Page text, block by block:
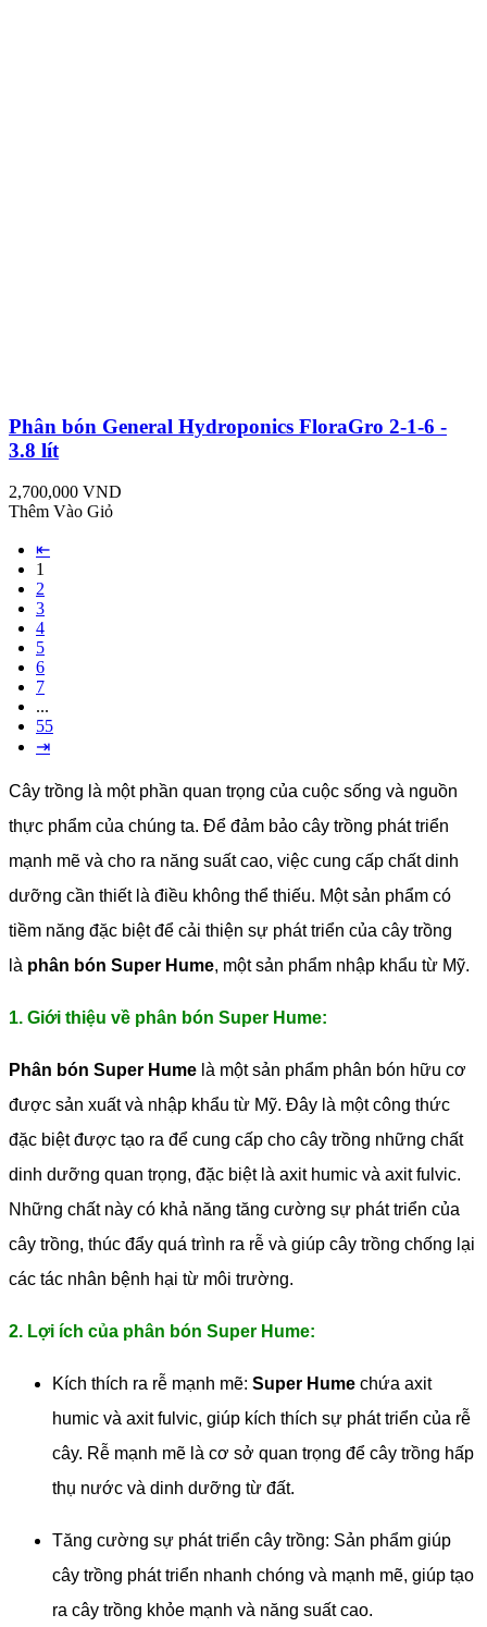
Phân bón General Hydroponics FloraGro 2-1-6 -
3.8 lít
2,700,000 VND
Thêm Vào Giỏ
⇤
1
2
3
4
5
6
7
...
55
⇥
Cây trồng là một phần quan trọng của cuộc sống và nguồn
thực phẩm của chúng ta. Để đảm bảo cây trồng phát triển
mạnh mẽ và cho ra năng suất cao, việc cung cấp chất dinh
dưỡng cần thiết là điều không thể thiếu. Một sản phẩm có
tiềm năng đặc biệt để cải thiện sự phát triển của cây trồng
là phân bón Super Hume, một sản phẩm nhập khẩu từ Mỹ.
1. Giới thiệu về phân bón Super Hume:
Phân bón Super Hume là một sản phẩm phân bón hữu cơ
được sản xuất và nhập khẩu từ Mỹ. Đây là một công thức
đặc biệt được tạo ra để cung cấp cho cây trồng những chất
dinh dưỡng quan trọng, đặc biệt là axit humic và axit fulvic.
Những chất này có khả năng tăng cường sự phát triển của
cây trồng, thúc đẩy quá trình ra rễ và giúp cây trồng chống lại
các tác nhân bệnh hại từ môi trường.
2. Lợi ích của phân bón Super Hume:
Kích thích ra rễ mạnh mẽ: Super Hume chứa axit
humic và axit fulvic, giúp kích thích sự phát triển của rễ
cây. Rễ mạnh mẽ là cơ sở quan trọng để cây trồng hấp
thụ nước và dinh dưỡng từ đất.
Tăng cường sự phát triển cây trồng: Sản phẩm giúp
cây trồng phát triển nhanh chóng và mạnh mẽ, giúp tạo
ra cây trồng khỏe mạnh và năng suất cao.